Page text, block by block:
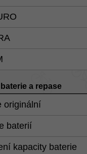
a repase
originální
baterií
kapacity baterie